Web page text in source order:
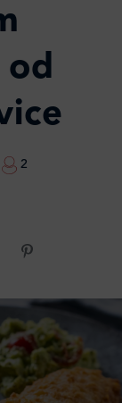
od
2